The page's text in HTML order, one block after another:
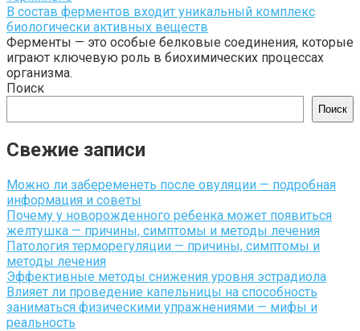
В состав ферментов входит уникальный комплекс
биологически активных веществ
Ферменты — это особые белковые соединения, которые
играют ключевую роль в биохимических процессах
организма.
Поиск
Поиск
Свежие записи
Можно ли забеременеть после овуляции — подробная
информация и советы
Почему у новорожденного ребенка может появиться
желтушка — причины, симптомы и методы лечения
Патология терморегуляции — причины, симптомы и
методы лечения
Эффективные методы снижения уровня эстрадиола
Влияет ли проведение капельницы на способность
заниматься физическими упражнениями — мифы и
реальность